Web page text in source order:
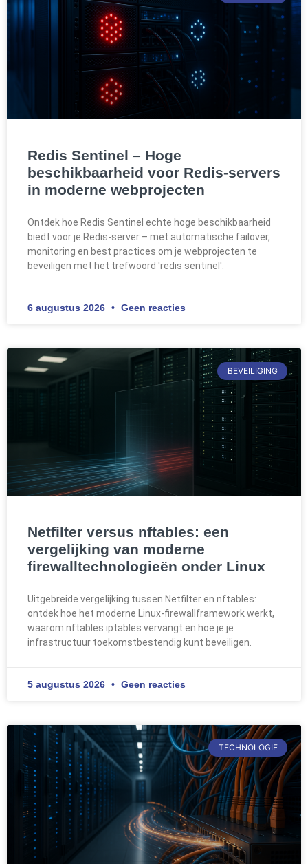
Redis Sentinel – Hoge
beschikbaarheid voor Redis-servers
in moderne webprojecten
Ontdek hoe Redis Sentinel echte hoge beschikbaarheid
biedt voor je Redis-server – met automatische failover,
monitoring en best practices om je webprojecten te
beveiligen met het trefwoord 'redis sentinel'.
6 augustus 2026 Geen reacties
BEVEILIGING
Netfilter versus nftables: een
vergelijking van moderne
firewalltechnologieën onder Linux
Uitgebreide vergelijking tussen Netfilter en nftables:
ontdek hoe het moderne Linux-firewallframework werkt,
waarom nftables iptables vervangt en hoe je je
infrastructuur toekomstbestendig kunt beveiligen.
5 augustus 2026 Geen reacties
TECHNOLOGIE